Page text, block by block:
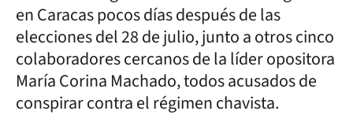
en Caracas pocos días después de las
elecciones del 28 de julio, junto a otros cinco
colaboradores cercanos de la líder opositora
María Corina Machado, todos acusados de
conspirar contra el régimen chavista.